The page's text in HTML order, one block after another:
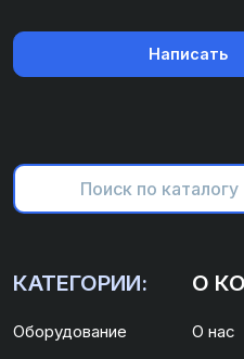
Написать
КАТЕГОРИИ:
Оборудование
О
О нас